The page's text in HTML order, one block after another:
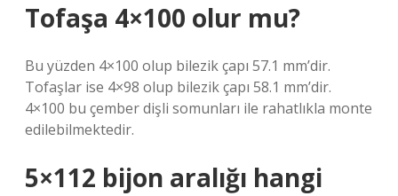
Tofaşa 4×100 olur mu?
Bu yüzden 4×100 olup bilezik çapı 57.1 mm’dir.
Tofaşlar ise 4×98 olup bilezik çapı 58.1 mm’dir.
4×100 bu çember dişli somunları ile rahatlıkla monte
edilebilmektedir.
5×112 bijon aralığı hangi